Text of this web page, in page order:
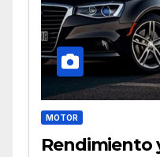
MOTOR
Rendimiento